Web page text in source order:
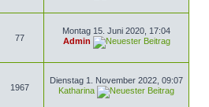
77
Montag 15. Juni 2020, 17:04
Admin
1967
Dienstag 1. November 2022, 09:07
Katharina